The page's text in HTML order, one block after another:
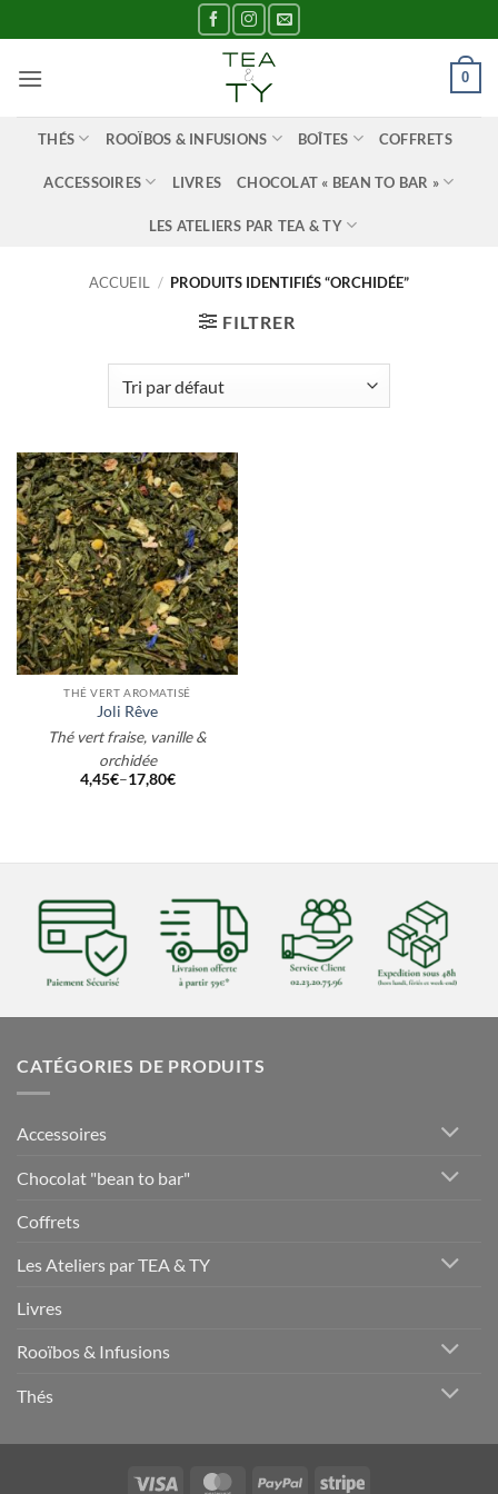
au
contenu
0
THÉS ROOÏBOS & INFUSIONS BOÎTES COFFRETS
ACCESSOIRES LIVRES CHOCOLAT « BEAN TO BAR »
LES ATELIERS PAR TEA & TY
ACCUEIL / PRODUITS IDENTIFIÉS “ORCHIDÉE”
FILTRER
THÉ VERT AROMATISÉ
Joli Rêve
Thé vert fraise, vanille &
orchidée
4,45€–17,80€
CATÉGORIES DE PRODUITS
Accessoires
Chocolat "bean to bar"
Coffrets
Les Ateliers par TEA & TY
Livres
Rooïbos & Infusions
Thés
Visa MasterCardPayPal Stripe